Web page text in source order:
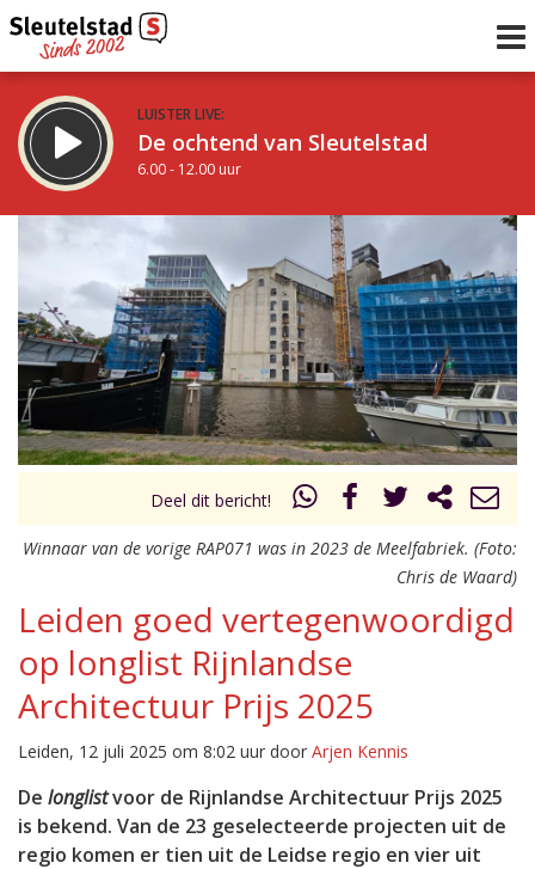
LUISTER LIVE:
De ochtend van Sleutelstad
6.00 - 12.00 uur
De middag van Sleutelstad
12.00 - 18.00 uur
Vorig uur
uur 1 van 0 Volgend uur
Inklappen
Deel dit bericht!
Winnaar van de vorige RAP071 was in 2023 de Meelfabriek. (Foto:
Chris de Waard)
Leiden goed vertegenwoordigd
op longlist Rijnlandse
Architectuur Prijs 2025
Leiden, 12 juli 2025 om 8:02 uur door Arjen Kennis
De longlistvoor de Rijnlandse Architectuur Prijs 2025
is bekend. Van de 23 geselecteerde projecten uit de
regio komen er tien uit de Leidse regio en vier uit